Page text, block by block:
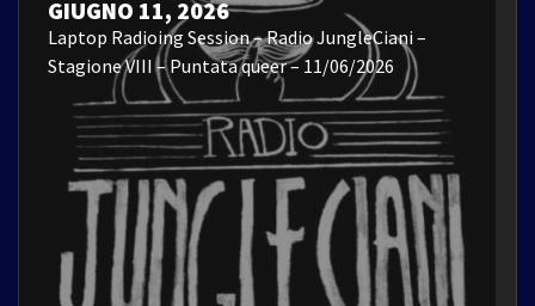
GIUGNO 11, 2026
Laptop Radioing Session – Radio JungleCiani –
Stagione VIII – Puntata queer – 11/06/2026